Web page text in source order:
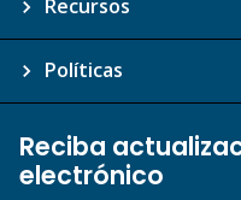
Recursos
Políticas
Reciba
electrónico